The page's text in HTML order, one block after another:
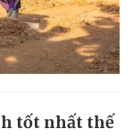
tốt nhất thế